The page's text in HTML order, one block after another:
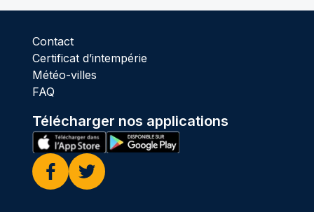
Contact
Certificat d’intempérie
Météo-villes
FAQ
Télécharger nos applications
Facebook
Twitter